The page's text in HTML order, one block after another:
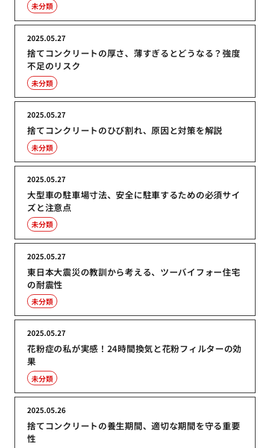
未分類
捨てコンクリートの厚さ、薄すぎるとどうなる？強度
不足のリスク
2025.05.27
未分類
捨てコンクリートのひび割れ、原因と対策を解説
2025.05.27
未分類
大型車の駐車場寸法、安全に駐車するための必須サイ
ズと注意点
2025.05.27
未分類
東日本大震災の教訓から考える、ツーバイフォー住宅
の耐震性
2025.05.27
未分類
花粉症の私が実感！24時間換気と花粉フィルターの効
果
2025.05.27
未分類
捨てコンクリートの養生期間、適切な期間を守る重要
性
2025.05.26